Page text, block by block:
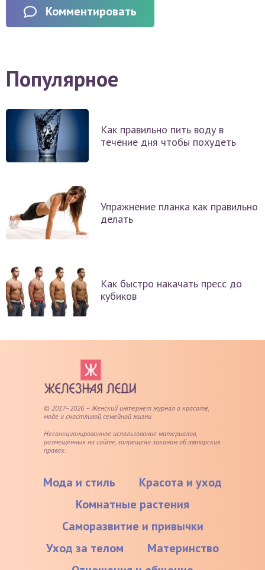
Комментировать
Популярное
Как правильно пить воду в
течение дня чтобы похудеть
Упражнение планка как правильно
делать
Как быстро накачать пресс до
кубиков
© 2017–2026 – Женский интернет журнал о красоте,
моде и счастливой семейной жизни
Несанкционированное использование материалов,
размещённых на сайте, запрещено законом об авторских
правах.
Мода и стиль
Красота и уход
Комнатные растения
Саморазвитие и привычки
Уход за телом
Материнство